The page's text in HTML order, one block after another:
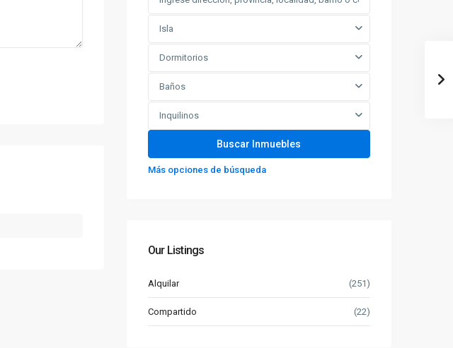
Isla
Dormitorios
Baños
Inquilinos
Más opciones de búsqueda
Our Listings
Alquilar (251)
Compartido (22)